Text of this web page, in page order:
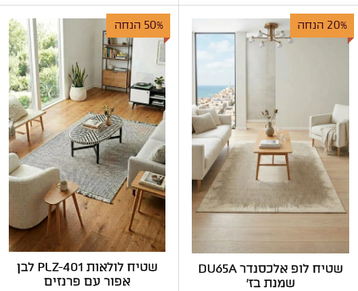
20% הנחה
שטיח לופ אלכסנדר DU65A
שמנת בז'
50% הנחה
שטיח לולאות PLZ-401 לבן
אפור עם פרנזים